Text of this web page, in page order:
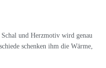
und Herzmotiv wird genau
schenken ihm die Wärme,